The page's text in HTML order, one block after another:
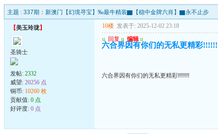
主题 : 337期：新澳门【幻境寻宝】‰最牛精装▇【稳中金牌六肖】▇永不止步
【美玉玲珑】
圣骑士
发帖: 2332
威望: 20256 点
铜币: 10260 枚
贡献值: 0 点
好评度: 0 点
10楼 发表于: 2025-12-02 23:18
u 回复 u 编辑 u
六合界因有你们的无私更精彩
六合界因有你们的无私更精彩!!!!!!!!